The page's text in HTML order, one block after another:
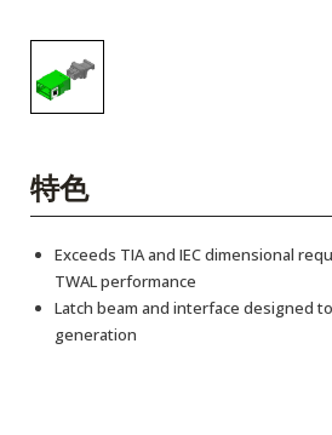
特色
Exceeds TIA and IEC dimensional
TWAL performance
Latch beam and interface designed
generation